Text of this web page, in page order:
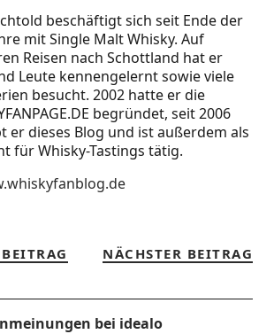
beschäftigt sich seit Ende der
mit Single Malt Whisky. Auf
Reisen nach Schottland hat er
Leute kennengelernt sowie viele
besucht. 2002 hatte er die
begründet, seit 2006
er dieses Blog und ist außerdem als
für Whisky-Tastings tätig.
NÄCHSTER BEITRAG
bei idealo